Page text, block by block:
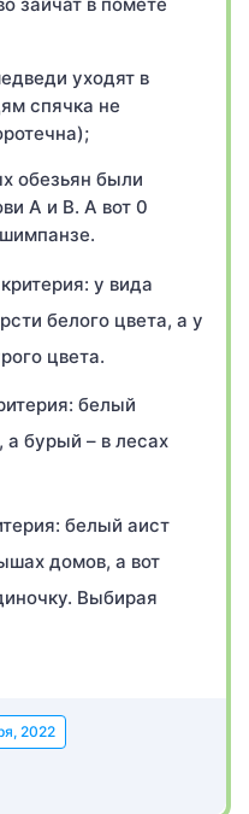
уходят в
спячка не
обезьян были
А и В. А вот 0
у вида
белого цвета, а у
цвета.
белый
а бурый – в лесах
белый аист
домов, а вот
Выбирая
2022